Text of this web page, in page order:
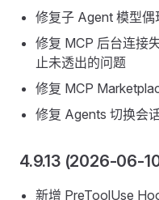
修复子 Agent 模型
修复 MCP 后台连接
止未透出的问题
修复 MCP
修复 Agents 切换会
4.9.13 (2026-06-
新增 PreToolUse